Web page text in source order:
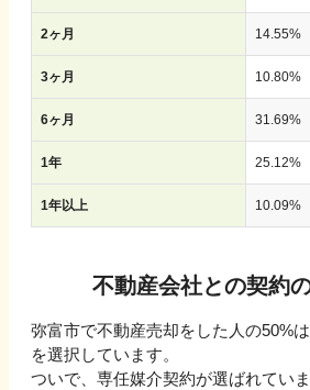
2ヶ月 14.55%
3ヶ月 10.80%
6ヶ月 31.69%
1年 25.12%
1年以上 10.09%
不動産会社との契約
弥富市で不動産売却をした人の50%
を選択しています。
ついで、専任媒介契約が選ばれていま